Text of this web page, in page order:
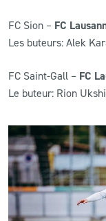
FC Sion – FC
Les buteurs: Alek
FC Saint-Gall – FC
Le buteur: Rion